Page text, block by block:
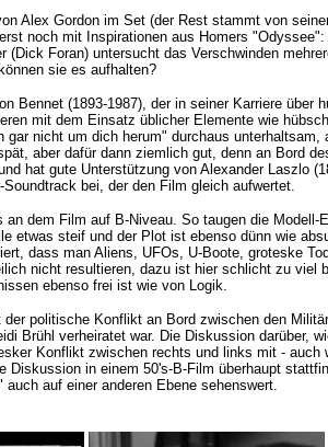
Alex Gordon im Set (der Rest stammt von
noch mit Inspirationen aus Homers
(Dick Foran) untersucht das Verschwinden
sie es aufhalten?
Bennet (1893-1987), der in seiner Karriere
mit dem Einsatz üblicher Elemente wie
gar nicht um dich herum" durchaus
aber dafür dann ziemlich gut, denn an Bord
hat gute Unterstützung von Alexander Laszlo
bei, der den Film gleich aufwertet.
an dem Film auf B-Niveau. So taugen die
etwas steif und der Plot ist ebenso dünn wie
dass man Aliens, UFOs, U-Boote, groteske
nicht resultieren, dazu ist hier schlicht zu viel
ebenso frei ist wie von Logik.
der politische Konflikt an Bord zwischen den
Brühl verheiratet war. Die Diskussion darüber,
Konflikt zwischen rechts und links mit - auch
Diskussion in einem 50's-B-Film überhaupt
auf einer anderen Ebene sehenswert.